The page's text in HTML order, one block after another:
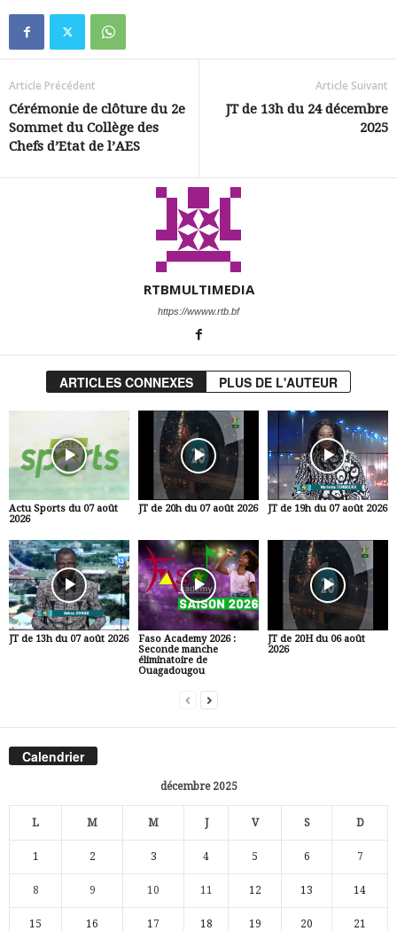
Article Précédent
Cérémonie de clôture du 2e
Sommet du Collège des
Chefs d’Etat de l’AES
Article Suivant
JT de 13h du 24 décembre
2025
RTBMULTIMEDIA
https://wwww.rtb.bf
ARTICLES CONNEXES PLUS DE L'AUTEUR
Actu Sports du 07 août
2026
JT de 20h du 07 août 2026 JT de 19h du 07 août 2026
JT de 13h du 07 août 2026
Faso Academy 2026 :
Seconde manche
éliminatoire de
Ouagadougou
JT de 20H du 06 août
2026
Calendrier
décembre 2025
L M M J V S D
1 2 3 4 5 6 7
8 9 10 11 12 13 14
15 16 17 18 19 20 21